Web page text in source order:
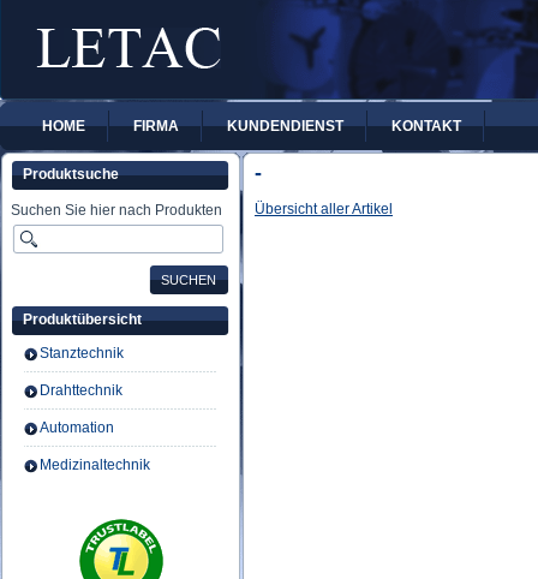
HOME FIRMA KUNDENDIENST KONTAKT
Produktsuche
Suchen Sie hier nach Produkten
Produktübersicht
Stanztechnik
Drahttechnik
Automation
Medizinaltechnik
-
Übersicht aller Artikel